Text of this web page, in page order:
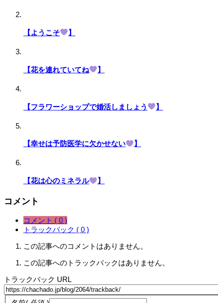
【ようこそ 】
【花を連れていてね 】
【フラワーショップで婚活しましょう 】
【幸せは予防医学に欠かせない 】
【花は心のミネラル 】
コメント
コメント ( 0 )
トラックバック ( 0 )
この記事へのコメントはありません。
この記事へのトラックバックはありません。
トラックバック URL